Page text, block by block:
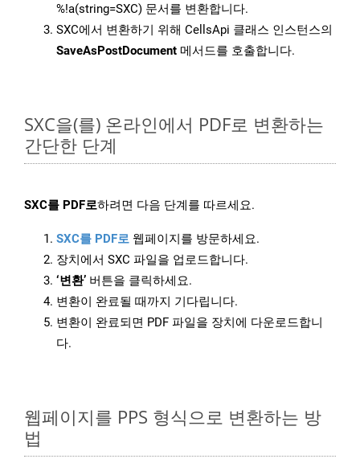
%!a(string=SXC) 문서를 변환합니다.
SXC에서 변환하기 위해 CellsApi 클래스 인스턴스의
SaveAsPostDocument 메서드를 호출합니다.
SXC을(를) 온라인에서 PDF로 변환하는
간단한 단계
SXC를 PDF로하려면 다음 단계를 따르세요.
SXC를 PDF로 웹페이지를 방문하세요.
장치에서 SXC 파일을 업로드합니다.
‘변환’ 버튼을 클릭하세요.
변환이 완료될 때까지 기다립니다.
변환이 완료되면 PDF 파일을 장치에 다운로드합니
다.
웹페이지를 PPS 형식으로 변환하는 방
법